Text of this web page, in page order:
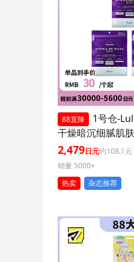
88直降
1号仓-
干燥暗沉细腻肌
保湿面膜 7片 3个
加肌肤弹力透明感
2,479日元约108.1元
销量 5000+
热卖
杂志推荐